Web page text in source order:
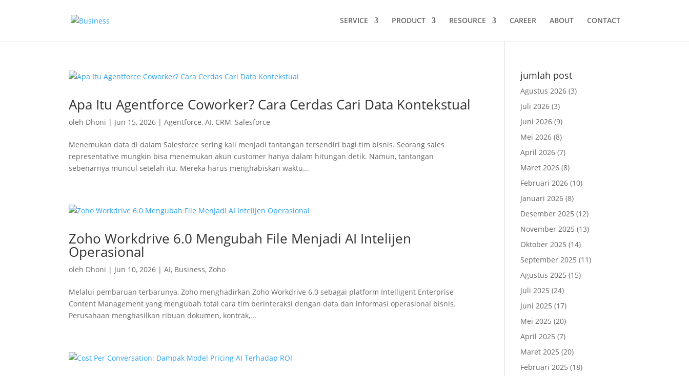
SERVICE PRODUCT RESOURCE CAREER ABOUT CONTACT
Apa Itu Agentforce Coworker? Cara Cerdas Cari Data Kontekstual
oleh Dhoni | Jun 15, 2026 |Agentforce,AI, CRM,Salesforce
Menemukan data di dalam Salesforce sering kali menjadi tantangan tersendiri bagi tim bisnis. Seorang sales
representative mungkin bisa menemukan akun customer hanya dalam hitungan detik. Namun, tantangan
sebenarnya muncul setelah itu. Mereka harus menghabiskan waktu...
Zoho Workdrive 6.0 Mengubah File Menjadi AI Intelijen
Operasional
oleh Dhoni | Jun 10, 2026 |AI, Business,Zoho
Melalui pembaruan terbarunya, Zoho menghadirkan Zoho Workdrive 6.0 sebagai platform Intelligent Enterprise
Content Management yang mengubah total cara tim berinteraksi dengan data dan informasi operasional bisnis.
Perusahaan menghasilkan ribuan dokumen, kontrak,...
jumlah post
Agustus 2026 (3)
Juli 2026 (3)
Juni 2026 (9)
Mei 2026 (8)
April 2026 (7)
Maret 2026 (8)
Februari 2026 (10)
Januari 2026 (8)
Desember 2025 (12)
November 2025 (13)
Oktober 2025 (14)
September 2025 (11)
Agustus 2025 (15)
Juli 2025 (24)
Juni 2025 (17)
Mei 2025 (20)
April 2025 (7)
Maret 2025 (20)
Februari 2025 (18)